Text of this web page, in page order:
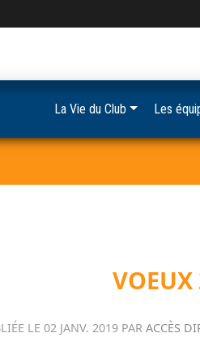
VOEUX
LE 02 JANV. 2019PAR ACCÈS
La Vie du Club Les